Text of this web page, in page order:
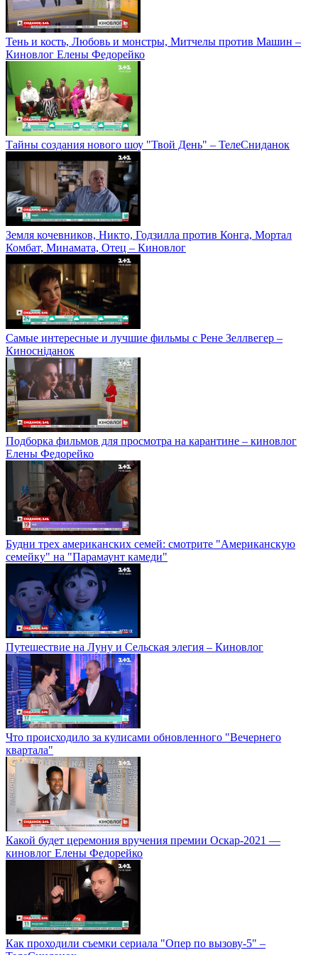
Тень и кость, Любовь и монстры, Митчелы против Машин –
Киновлог Елены Федорейко
Тайны создания нового шоу "Твой День" – ТелеСниданок
Земля кочевников, Никто, Годзилла против Конга, Мортал
Комбат, Минамата, Отец – Киновлог
Самые интересные и лучшие фильмы с Рене Зеллвегер –
Киносніданок
Подборка фильмов для просмотра на карантине – киновлог
Елены Федорейко
Будни трех американских семей: смотрите "Американскую
семейку" на "Парамаунт камеди"
Путешествие на Луну и Сельская элегия – Киновлог
Что происходило за кулисами обновленного "Вечернего
квартала"
Какой будет церемония вручения премии Оскар-2021 —
киновлог Елены Федорейко
Как проходили съемки сериала "Опер по вызову-5" –